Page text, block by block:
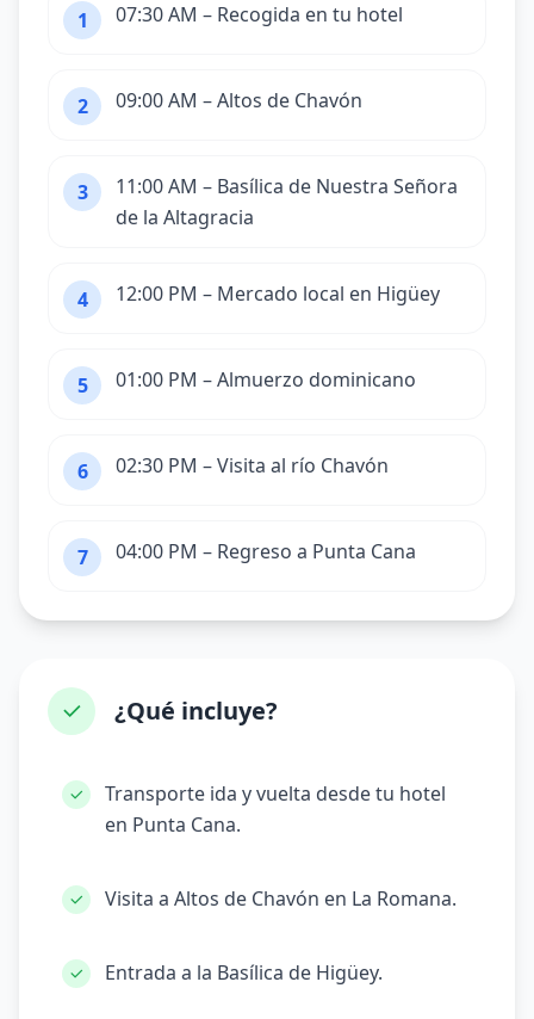
1 07:30 AM – Recogida en tu hotel
2 09:00 AM – Altos de Chavón
3
11:00 AM – Basílica de Nuestra Señora
de la Altagracia
4 12:00 PM – Mercado local en Higüey
5 01:00 PM – Almuerzo dominicano
6 02:30 PM – Visita al río Chavón
7 04:00 PM – Regreso a Punta Cana
¿Qué incluye?
Transporte ida y vuelta desde tu hotel
en Punta Cana.
Visita a Altos de Chavón en La Romana.
Entrada a la Basílica de Higüey.